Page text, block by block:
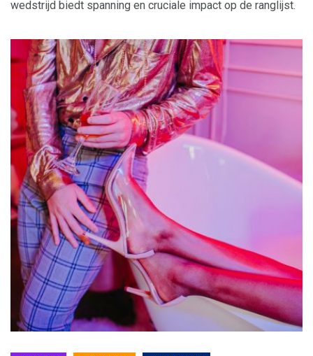
wedstrijd biedt spanning en cruciale impact op de ranglijst.